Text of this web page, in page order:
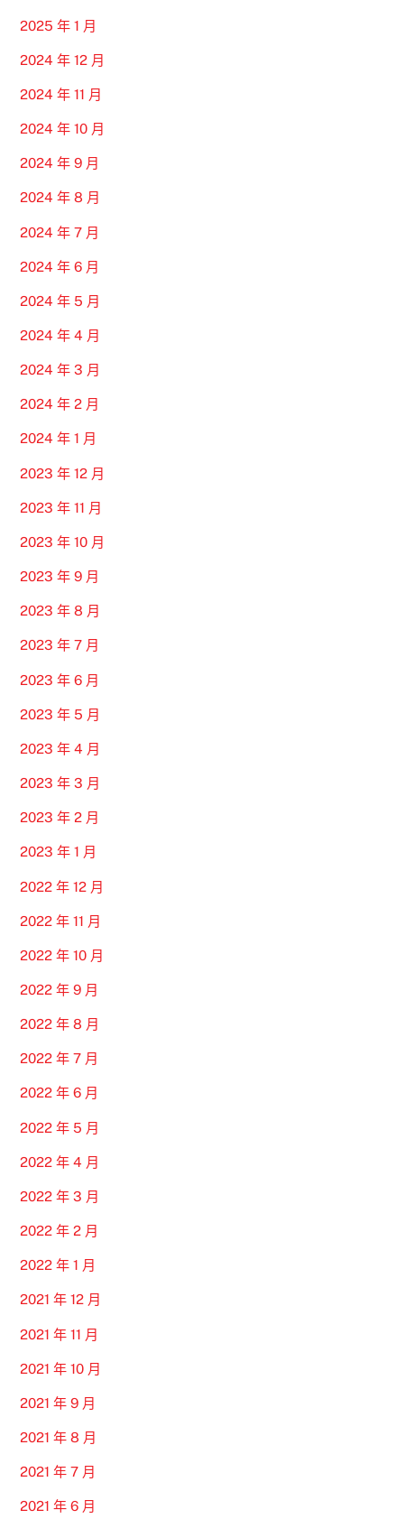
2025 年 1 月
2024 年 12 月
2024 年 11 月
2024 年 10 月
2024 年 9 月
2024 年 8 月
2024 年 7 月
2024 年 6 月
2024 年 5 月
2024 年 4 月
2024 年 3 月
2024 年 2 月
2024 年 1 月
2023 年 12 月
2023 年 11 月
2023 年 10 月
2023 年 9 月
2023 年 8 月
2023 年 7 月
2023 年 6 月
2023 年 5 月
2023 年 4 月
2023 年 3 月
2023 年 2 月
2023 年 1 月
2022 年 12 月
2022 年 11 月
2022 年 10 月
2022 年 9 月
2022 年 8 月
2022 年 7 月
2022 年 6 月
2022 年 5 月
2022 年 4 月
2022 年 3 月
2022 年 2 月
2022 年 1 月
2021 年 12 月
2021 年 11 月
2021 年 10 月
2021 年 9 月
2021 年 8 月
2021 年 7 月
2021 年 6 月